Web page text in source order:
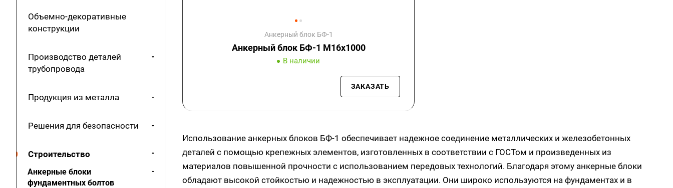
Анкерный блок БФ-1
Анкерный блок БФ-1 М16х1000
В наличии
ЗАКАЗАТЬ
Использование анкерных блоков БФ-1 обеспечивает надежное соединение металлических и железобетонных
деталей с помощью крепежных элементов, изготовленных в соответствии с ГОСТом и произведенных из
материалов повышенной прочности с использованием передовых технологий. Благодаря этому анкерные блоки
обладают высокой стойкостью и надежностью в эксплуатации. Они широко используются на фундаментах и в
Объемно-декоративные
конструкции
Производство деталей
трубопровода
Продукция из металла
Решения для безопасности
Строительство
Анкерные блоки
фундаментных болтов